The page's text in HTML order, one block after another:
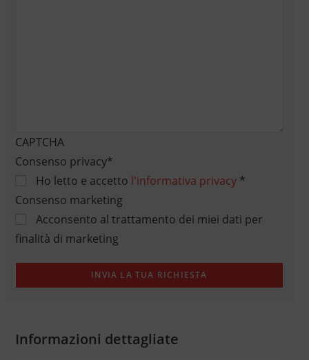
CAPTCHA
Consenso privacy*
Ho letto e accetto l'informativa privacy*
Consenso marketing
Acconsento al trattamento dei miei dati per
finalità di marketing
Informazioni dettagliate